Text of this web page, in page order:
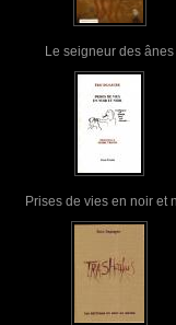
Le seigneur des ânes
Prises de vies en noir et